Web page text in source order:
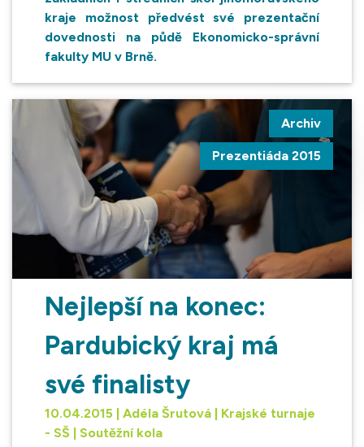
kraje možnost předvést své prezentační
dovednosti na půdě Ekonomicko-správní
fakulty MU v Brně.
Archiv
Prezentiáda 2015
Nejlepší na konec:
Pardubický kraj má
své finalisty
10.04.2015 | Adéla Šrutová | Krajské turnaje
- SŠ | Soutěžní kola